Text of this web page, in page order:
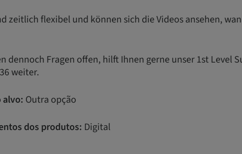
zeitlich flexibel und können sich die Videos ansehen,
dennoch Fragen offen, hilft Ihnen gerne unser 1st Level
weiter.
alvo: Outra opção
dos produtos: Digital